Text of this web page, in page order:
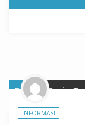
Blog Berita
INFORMASI